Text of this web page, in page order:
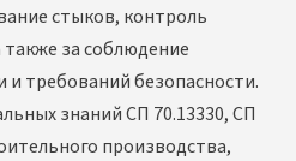
стыков, контроль
также за соблюдение
требований безопасности.
знаний СП 70.13330, СП
производства,